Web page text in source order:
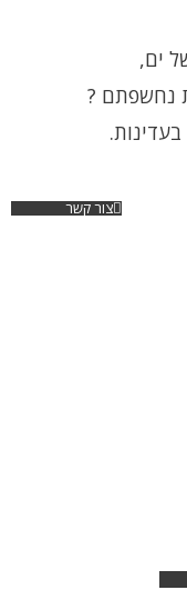
ים,
נחשפתם ?
צור קשר